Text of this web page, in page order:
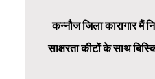
कन्नौजजिला कारागार मैं
साक्षरता कीटों के साथ